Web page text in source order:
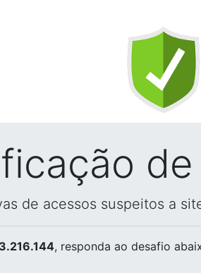
de acessos suspeitos a
, responda ao desafio